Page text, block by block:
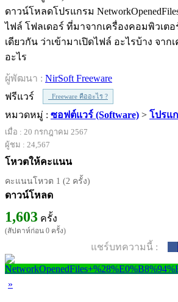
ดาวน์โหลดโปรแกรม
ไฟล์ โฟลเดอร์ ที่มาจากเครื่องคอมพิวเต
เดียวกัน ว่าเข้ามาเปิดไฟล์ อะไรบ้าง จา
อะไร
ผู้พัฒนา : NirSoft Freeware
ฟรีแวร์
Freeware คืออะไร ?
หมวดหมู่ : ซอฟต์แวร์ (Software) > โปรแ
เมื่อ : 20 กรกฎาคม 2567
ผู้ชม : 24,567
โหวตให้คะแนน
คะแนนโหวต 1 (2 ครั้ง)
ดาวน์โหลด
1,603 ครั้ง
(สัปดาห์ก่อน 0 ครั้ง)
แชร์บทความนี้ :
»